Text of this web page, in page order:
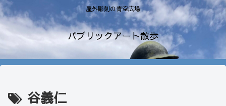
屋外彫刻の青空広場
パブリックアート散歩
谷義仁